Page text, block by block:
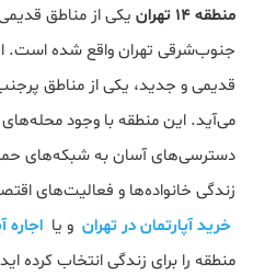
منطقه 14 تهران
یکی از مناطق
جنوب‌شرقی تهران واقع شده است.
قدیمی و جدید، یکی از مناطق
می‌آید. این منطقه با وجود
دسترسی‌های آسان به شبکه‌های
زندگی خانواده‌ها و فعالیت‌های
خرید آپارتمان در تهران و یا اجاره
منطقه را برای زندگی انتخاب کرده